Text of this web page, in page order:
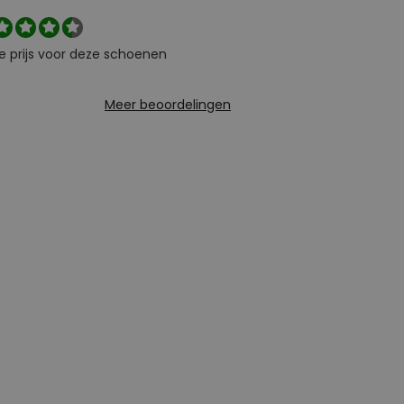
prijs voor deze schoenen
Meer beoordelingen